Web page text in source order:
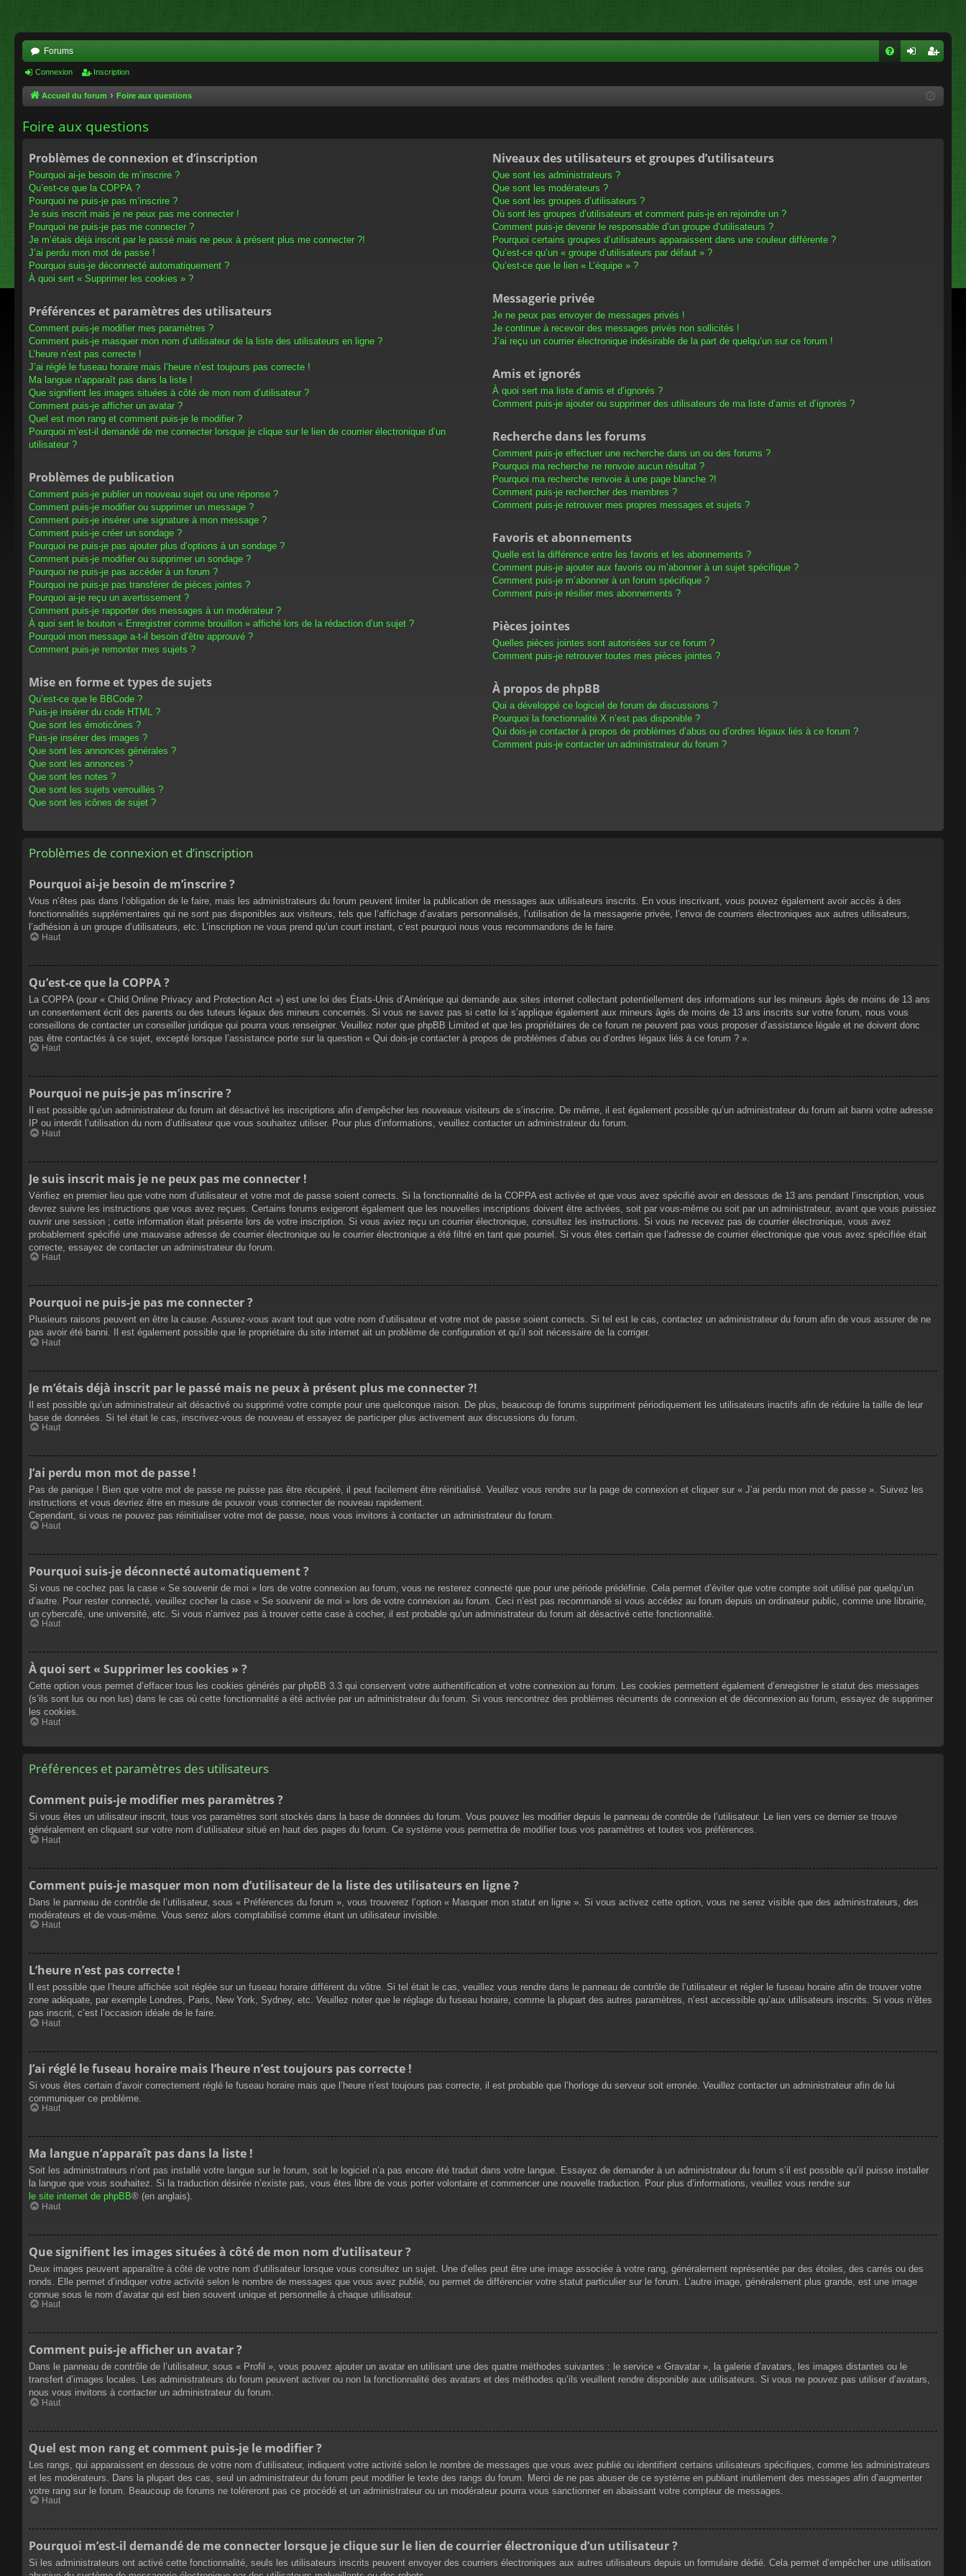
Forums
cri
Connexion Inscription
Accueil du forum Foire aux questions
Foire aux questions
Problèmes de connexion et d’inscription
Pourquoi ai-je besoin de m’inscrire ?
Qu’est-ce que la COPPA ?
Pourquoi ne puis-je pas m’inscrire ?
Je suis inscrit mais je ne peux pas me connecter !
Pourquoi ne puis-je pas me connecter ?
Je m’étais déjà inscrit par le passé mais ne peux à présent plus me connecter ?!
J’ai perdu mon mot de passe !
Pourquoi suis-je déconnecté automatiquement ?
À quoi sert « Supprimer les cookies » ?
Préférences et paramètres des utilisateurs
Comment puis-je modifier mes paramètres ?
Comment puis-je masquer mon nom d’utilisateur de la liste des utilisateurs en ligne ?
L’heure n’est pas correcte !
J’ai réglé le fuseau horaire mais l’heure n’est toujours pas correcte !
Ma langue n’apparaît pas dans la liste !
Que signifient les images situées à côté de mon nom d’utilisateur ?
Comment puis-je afficher un avatar ?
Quel est mon rang et comment puis-je le modifier ?
Pourquoi m’est-il demandé de me connecter lorsque je clique sur le lien de courrier électronique d’un
utilisateur ?
Problèmes de publication
Comment puis-je publier un nouveau sujet ou une réponse ?
Comment puis-je modifier ou supprimer un message ?
Comment puis-je insérer une signature à mon message ?
Comment puis-je créer un sondage ?
Pourquoi ne puis-je pas ajouter plus d’options à un sondage ?
Comment puis-je modifier ou supprimer un sondage ?
Pourquoi ne puis-je pas accéder à un forum ?
Pourquoi ne puis-je pas transférer de pièces jointes ?
Pourquoi ai-je reçu un avertissement ?
Comment puis-je rapporter des messages à un modérateur ?
À quoi sert le bouton « Enregistrer comme brouillon » affiché lors de la rédaction d’un sujet ?
Pourquoi mon message a-t-il besoin d’être approuvé ?
Comment puis-je remonter mes sujets ?
Mise en forme et types de sujets
Qu’est-ce que le BBCode ?
Puis-je insérer du code HTML ?
Que sont les émoticônes ?
Puis-je insérer des images ?
Que sont les annonces générales ?
Que sont les annonces ?
Que sont les notes ?
Que sont les sujets verrouillés ?
Que sont les icônes de sujet ?
Niveaux des utilisateurs et groupes d’utilisateurs
Que sont les administrateurs ?
Que sont les modérateurs ?
Que sont les groupes d’utilisateurs ?
Où sont les groupes d’utilisateurs et comment puis-je en rejoindre un ?
Comment puis-je devenir le responsable d’un groupe d’utilisateurs ?
Pourquoi certains groupes d’utilisateurs apparaissent dans une couleur différente ?
Qu’est-ce qu’un « groupe d’utilisateurs par défaut » ?
Qu’est-ce que le lien « L’équipe » ?
Messagerie privée
Je ne peux pas envoyer de messages privés !
Je continue à recevoir des messages privés non sollicités !
J’ai reçu un courrier électronique indésirable de la part de quelqu’un sur ce forum !
Amis et ignorés
À quoi sert ma liste d’amis et d’ignorés ?
Comment puis-je ajouter ou supprimer des utilisateurs de ma liste d’amis et d’ignorés ?
Recherche dans les forums
Comment puis-je effectuer une recherche dans un ou des forums ?
Pourquoi ma recherche ne renvoie aucun résultat ?
Pourquoi ma recherche renvoie à une page blanche ?!
Comment puis-je rechercher des membres ?
Comment puis-je retrouver mes propres messages et sujets ?
Favoris et abonnements
Quelle est la différence entre les favoris et les abonnements ?
Comment puis-je ajouter aux favoris ou m’abonner à un sujet spécifique ?
Comment puis-je m’abonner à un forum spécifique ?
Comment puis-je résilier mes abonnements ?
Pièces jointes
Quelles pièces jointes sont autorisées sur ce forum ?
Comment puis-je retrouver toutes mes pièces jointes ?
À propos de phpBB
Qui a développé ce logiciel de forum de discussions ?
Pourquoi la fonctionnalité X n’est pas disponible ?
Qui dois-je contacter à propos de problèmes d’abus ou d’ordres légaux liés à ce forum ?
Comment puis-je contacter un administrateur du forum ?
Problèmes de connexion et d’inscription
Pourquoi ai-je besoin de m’inscrire ?
Vous n’êtes pas dans l’obligation de le faire, mais les administrateurs du forum peuvent limiter la publication de messages aux utilisateurs inscrits. En vous inscrivant, vous pouvez également avoir accès à des
fonctionnalités supplémentaires qui ne sont pas disponibles aux visiteurs, tels que l’affichage d’avatars personnalisés, l’utilisation de la messagerie privée, l’envoi de courriers électroniques aux autres utilisateurs,
l’adhésion à un groupe d’utilisateurs, etc. L’inscription ne vous prend qu’un court instant, c’est pourquoi nous vous recommandons de le faire.
Haut
Qu’est-ce que la COPPA ?
La COPPA (pour « Child Online Privacy and Protection Act ») est une loi des États-Unis d’Amérique qui demande aux sites internet collectant potentiellement des informations sur les mineurs âgés de moins de 13 ans
un consentement écrit des parents ou des tuteurs légaux des mineurs concernés. Si vous ne savez pas si cette loi s’applique également aux mineurs âgés de moins de 13 ans inscrits sur votre forum, nous vous
conseillons de contacter un conseiller juridique qui pourra vous renseigner. Veuillez noter que phpBB Limited et que les propriétaires de ce forum ne peuvent pas vous proposer d’assistance légale et ne doivent donc
pas être contactés à ce sujet, excepté lorsque l’assistance porte sur la question « Qui dois-je contacter à propos de problèmes d’abus ou d’ordres légaux liés à ce forum ? ».
Haut
Pourquoi ne puis-je pas m’inscrire ?
Il est possible qu’un administrateur du forum ait désactivé les inscriptions afin d’empêcher les nouveaux visiteurs de s’inscrire. De même, il est également possible qu’un administrateur du forum ait banni votre adresse
IP ou interdit l’utilisation du nom d’utilisateur que vous souhaitez utiliser. Pour plus d’informations, veuillez contacter un administrateur du forum.
Haut
Je suis inscrit mais je ne peux pas me connecter !
Vérifiez en premier lieu que votre nom d’utilisateur et votre mot de passe soient corrects. Si la fonctionnalité de la COPPA est activée et que vous avez spécifié avoir en dessous de 13 ans pendant l’inscription, vous
devrez suivre les instructions que vous avez reçues. Certains forums exigeront également que les nouvelles inscriptions doivent être activées, soit par vous-même ou soit par un administrateur, avant que vous puissiez
ouvrir une session ; cette information était présente lors de votre inscription. Si vous aviez reçu un courrier électronique, consultez les instructions. Si vous ne recevez pas de courrier électronique, vous avez
probablement spécifié une mauvaise adresse de courrier électronique ou le courrier électronique a été filtré en tant que pourriel. Si vous êtes certain que l’adresse de courrier électronique que vous avez spécifiée était
correcte, essayez de contacter un administrateur du forum.
Haut
Pourquoi ne puis-je pas me connecter ?
Plusieurs raisons peuvent en être la cause. Assurez-vous avant tout que votre nom d’utilisateur et votre mot de passe soient corrects. Si tel est le cas, contactez un administrateur du forum afin de vous assurer de ne
pas avoir été banni. Il est également possible que le propriétaire du site internet ait un problème de configuration et qu’il soit nécessaire de la corriger.
Haut
Je m’étais déjà inscrit par le passé mais ne peux à présent plus me connecter ?!
Il est possible qu’un administrateur ait désactivé ou supprimé votre compte pour une quelconque raison. De plus, beaucoup de forums suppriment périodiquement les utilisateurs inactifs afin de réduire la taille de leur
base de données. Si tel était le cas, inscrivez-vous de nouveau et essayez de participer plus activement aux discussions du forum.
Haut
J’ai perdu mon mot de passe !
Pas de panique ! Bien que votre mot de passe ne puisse pas être récupéré, il peut facilement être réinitialisé. Veuillez vous rendre sur la page de connexion et cliquer sur « J’ai perdu mon mot de passe ». Suivez les
instructions et vous devriez être en mesure de pouvoir vous connecter de nouveau rapidement.
Cependant, si vous ne pouvez pas réinitialiser votre mot de passe, nous vous invitons à contacter un administrateur du forum.
Haut
Pourquoi suis-je déconnecté automatiquement ?
Si vous ne cochez pas la case « Se souvenir de moi » lors de votre connexion au forum, vous ne resterez connecté que pour une période prédéfinie. Cela permet d’éviter que votre compte soit utilisé par quelqu’un
d’autre. Pour rester connecté, veuillez cocher la case « Se souvenir de moi » lors de votre connexion au forum. Ceci n’est pas recommandé si vous accédez au forum depuis un ordinateur public, comme une librairie,
un cybercafé, une université, etc. Si vous n’arrivez pas à trouver cette case à cocher, il est probable qu’un administrateur du forum ait désactivé cette fonctionnalité.
Haut
À quoi sert « Supprimer les cookies » ?
Cette option vous permet d’effacer tous les cookies générés par phpBB 3.3 qui conservent votre authentification et votre connexion au forum. Les cookies permettent également d’enregistrer le statut des messages
(s’ils sont lus ou non lus) dans le cas où cette fonctionnalité a été activée par un administrateur du forum. Si vous rencontrez des problèmes récurrents de connexion et de déconnexion au forum, essayez de supprimer
les cookies.
Haut
Préférences et paramètres des utilisateurs
Comment puis-je modifier mes paramètres ?
Si vous êtes un utilisateur inscrit, tous vos paramètres sont stockés dans la base de données du forum. Vous pouvez les modifier depuis le panneau de contrôle de l’utilisateur. Le lien vers ce dernier se trouve
généralement en cliquant sur votre nom d’utilisateur situé en haut des pages du forum. Ce système vous permettra de modifier tous vos paramètres et toutes vos préférences.
Haut
Comment puis-je masquer mon nom d’utilisateur de la liste des utilisateurs en ligne ?
Dans le panneau de contrôle de l’utilisateur, sous « Préférences du forum », vous trouverez l’option « Masquer mon statut en ligne ». Si vous activez cette option, vous ne serez visible que des administrateurs, des
modérateurs et de vous-même. Vous serez alors comptabilisé comme étant un utilisateur invisible.
Haut
L’heure n’est pas correcte !
Il est possible que l’heure affichée soit réglée sur un fuseau horaire différent du vôtre. Si tel était le cas, veuillez vous rendre dans le panneau de contrôle de l’utilisateur et régler le fuseau horaire afin de trouver votre
zone adéquate, par exemple Londres, Paris, New York, Sydney, etc. Veuillez noter que le réglage du fuseau horaire, comme la plupart des autres paramètres, n’est accessible qu’aux utilisateurs inscrits. Si vous n’êtes
pas inscrit, c’est l’occasion idéale de le faire.
Haut
J’ai réglé le fuseau horaire mais l’heure n’est toujours pas correcte !
Si vous êtes certain d’avoir correctement réglé le fuseau horaire mais que l’heure n’est toujours pas correcte, il est probable que l’horloge du serveur soit erronée. Veuillez contacter un administrateur afin de lui
communiquer ce problème.
Haut
Ma langue n’apparaît pas dans la liste !
Soit les administrateurs n’ont pas installé votre langue sur le forum, soit le logiciel n’a pas encore été traduit dans votre langue. Essayez de demander à un administrateur du forum s’il est possible qu’il puisse installer
la langue que vous souhaitez. Si la traduction désirée n’existe pas, vous êtes libre de vous porter volontaire et commencer une nouvelle traduction. Pour plus d’informations, veuillez vous rendre sur
le site internet de phpBB® (en anglais).
Haut
Que signifient les images situées à côté de mon nom d’utilisateur ?
Deux images peuvent apparaître à côté de votre nom d’utilisateur lorsque vous consultez un sujet. Une d’elles peut être une image associée à votre rang, généralement représentée par des étoiles, des carrés ou des
ronds. Elle permet d’indiquer votre activité selon le nombre de messages que vous avez publié, ou permet de différencier votre statut particulier sur le forum. L’autre image, généralement plus grande, est une image
connue sous le nom d’avatar qui est bien souvent unique et personnelle à chaque utilisateur.
Haut
Comment puis-je afficher un avatar ?
Dans le panneau de contrôle de l’utilisateur, sous « Profil », vous pouvez ajouter un avatar en utilisant une des quatre méthodes suivantes : le service « Gravatar », la galerie d’avatars, les images distantes ou le
transfert d’images locales. Les administrateurs du forum peuvent activer ou non la fonctionnalité des avatars et des méthodes qu’ils veuillent rendre disponible aux utilisateurs. Si vous ne pouvez pas utiliser d’avatars,
nous vous invitons à contacter un administrateur du forum.
Haut
Quel est mon rang et comment puis-je le modifier ?
Les rangs, qui apparaissent en dessous de votre nom d’utilisateur, indiquent votre activité selon le nombre de messages que vous avez publié ou identifient certains utilisateurs spécifiques, comme les administrateurs
et les modérateurs. Dans la plupart des cas, seul un administrateur du forum peut modifier le texte des rangs du forum. Merci de ne pas abuser de ce système en publiant inutilement des messages afin d’augmenter
votre rang sur le forum. Beaucoup de forums ne toléreront pas ce procédé et un administrateur ou un modérateur pourra vous sanctionner en abaissant votre compteur de messages.
Haut
Pourquoi m’est-il demandé de me connecter lorsque je clique sur le lien de courrier électronique d’un utilisateur ?
Si les administrateurs ont activé cette fonctionnalité, seuls les utilisateurs inscrits peuvent envoyer des courriers électroniques aux autres utilisateurs depuis un formulaire dédié. Cela permet d’empêcher une utilisation